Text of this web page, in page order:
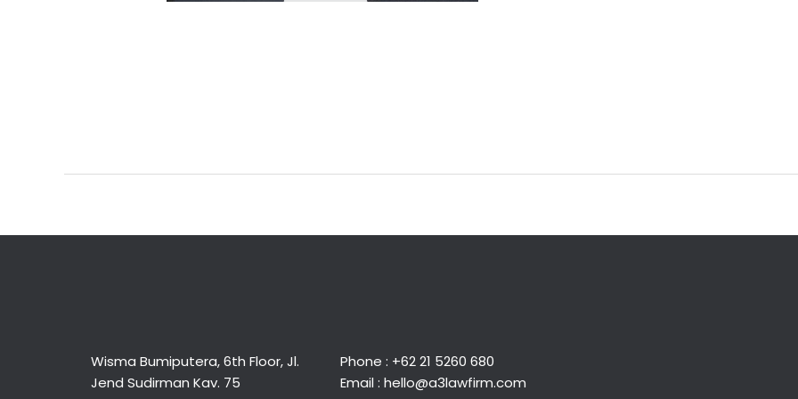
Wisma Bumiputera, 6th Floor, Jl.
Jend Sudirman Kav. 75
Phone : +62 21 5260 680
Email : hello@a3lawfirm.com